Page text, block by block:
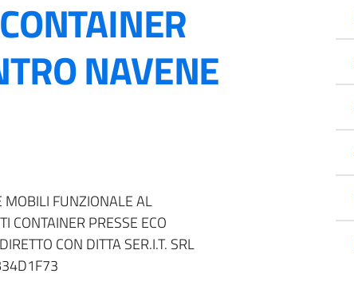
NAVENE
MOBILI FUNZIONALE AL
CONTAINER PRESSE ECO
CON DITTA SER.I.T. SRL